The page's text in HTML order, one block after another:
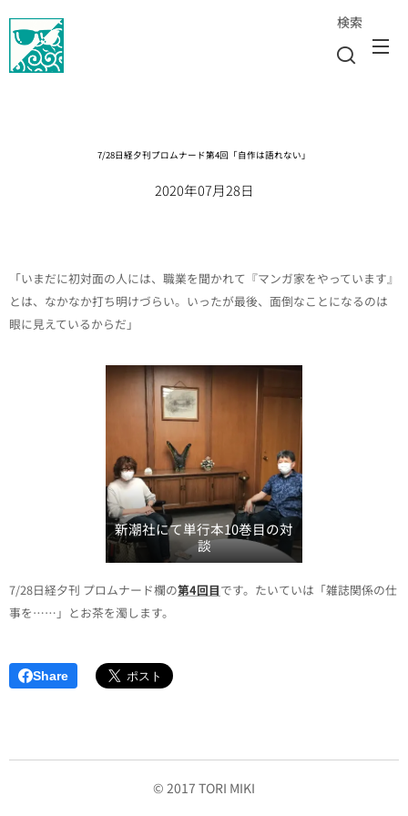
検索
7/28日経夕刊プロムナード第4回「自作は語れない」
2020年07月28日
「いまだに初対面の人には、職業を聞かれて『マンガ家をやっています』
とは、なかなか打ち明けづらい。いったが最後、面倒なことになるのは
眼に見えているからだ」
新潮社にて単行本10巻目の対
談
7/28日経夕刊 プロムナード欄の第4回目です。たいていは「雑誌関係の仕
事を……」とお茶を濁します。
Share
© 2017 TORI MIKI